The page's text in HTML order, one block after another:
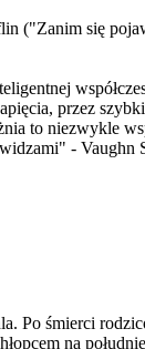
("Zanim się
przez
to niezwykle
- Vaughn
śmierci
na